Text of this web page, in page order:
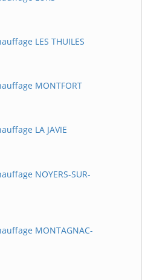
LES THUILES
MONTFORT
LA JAVIE
NOYERS-SUR-
MONTAGNAC-